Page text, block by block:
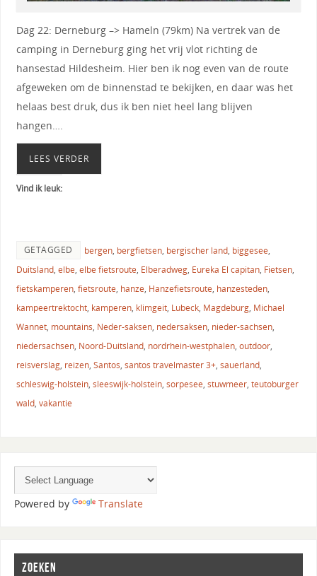
Dag 22: Derneburg –> Hameln (79km) Na vertrek van de
camping in Derneburg ging het vrij vlot richting de
hansestad Hildesheim. Hier ben ik nog even van de route
afgeweken om de binnenstad te bekijken, en daar was het
helaas best druk, dus ik ben niet heel lang blijven
hangen….
LEES VERDER
Vind ik leuk:
GETAGGED bergen, bergfietsen, bergischer land, biggesee,
Duitsland, elbe, elbe fietsroute, Elberadweg, Eureka El capitan, Fietsen,
fietskamperen, fietsroute, hanze, Hanzefietsroute, hanzesteden,
kampeertrektocht, kamperen, klimgeit, Lubeck, Magdeburg, Michael
Wannet, mountains, Neder-saksen, nedersaksen, nieder-sachsen,
niedersachsen, Noord-Duitsland, nordrhein-westphalen, outdoor,
reisverslag, reizen, Santos, santos travelmaster 3+, sauerland,
schleswig-holstein, sleeswijk-holstein, sorpesee, stuwmeer, teutoburger
wald, vakantie
Powered by Translate
ZOEKEN